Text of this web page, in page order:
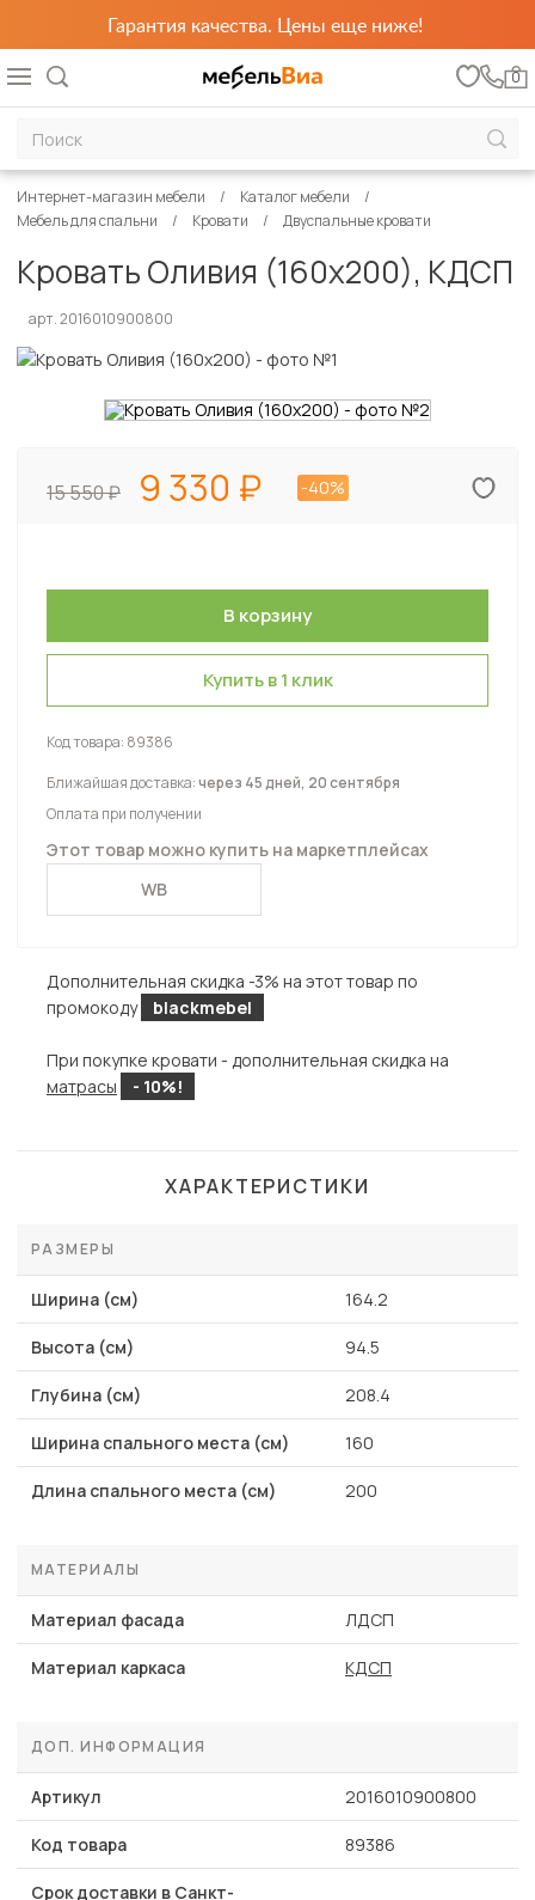
Гарантия качества. Цены еще ниже!
0
Интернет-магазин мебели
Каталог мебели
Мебель для спальни
Кровати Двуспальные кровати
Кровать Оливия (160х200), КДСП
арт. 2016010900800
15 550 9 330 -40%
Купить в 1 клик
Код товара: 89386
Ближайшая доставка:через 45 дней, 20 сентября
Оплата при получении
Этот товар можно купить на маркетплейсах
WB
Дополнительная скидка -3% на этот товар по
промокоду
blackmebel
При покупке кровати - дополнительная скидка на
матрасы
- 10%!
ХАРАКТЕРИСТИКИ
РАЗМЕРЫ
Ширина (см) 164.2
Высота (см) 94.5
Глубина (см) 208.4
Ширина спального места (см) 160
Длина спального места (см) 200
МАТЕРИАЛЫ
Материал фасада ЛДСП
Материал каркаса КДСП
ДОП. ИНФОРМАЦИЯ
Артикул 2016010900800
Код товара 89386
Срок доставки в Санкт-